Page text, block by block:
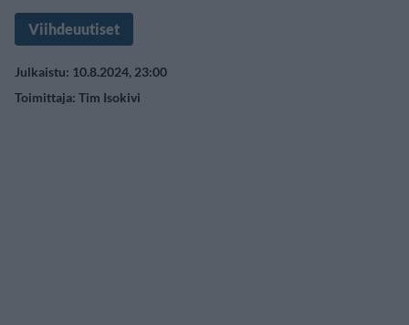
Viihdeuutiset
Julkaistu: 10.8.2024, 23:00
Toimittaja: Tim Isokivi